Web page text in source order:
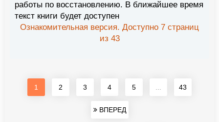
работы по восстановлению. В ближайшее время
текст книги будет доступен
Ознакомительная версия. Доступно 7 страниц
из 43
1 2 3 4 5 43
ВПЕРЕД